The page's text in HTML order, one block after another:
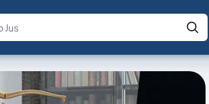
Fale com a IA Buscar no Jus